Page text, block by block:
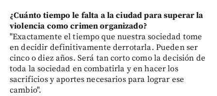
¿Cuánto tiempo le falta a la ciudad para superar la
violencia como crimen organizado?
"Exactamente el tiempo que nuestra sociedad tome
en decidir definitivamente derrotarla. Pueden ser
cinco o diez años. Será tan corto como la decisión de
toda la sociedad en combatirla y en hacer los
sacrificios y aportes necesarios para lograr ese
cambio".